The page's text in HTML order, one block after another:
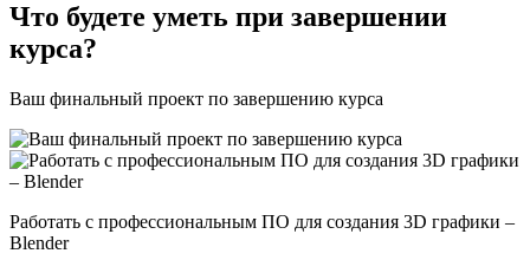
Что будете уметь при завершении
курса?
Ваш финальный проект по завершению курса
Работать с профессиональным ПО для создания 3D графики –
Blender